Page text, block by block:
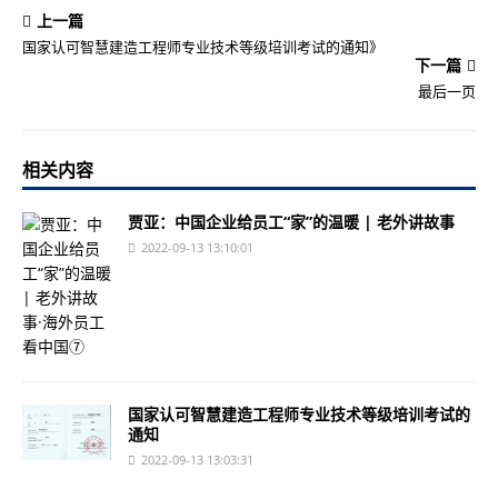
上一篇
国家认可智慧建造工程师专业技术等级培训考试的通知》
下一篇
最后一页
相关内容
贾亚：中国企业给员工“家”的温暖 | 老外讲故事
2022-09-13 13:10:01
国家认可智慧建造工程师专业技术等级培训考试的
通知
2022-09-13 13:03:31